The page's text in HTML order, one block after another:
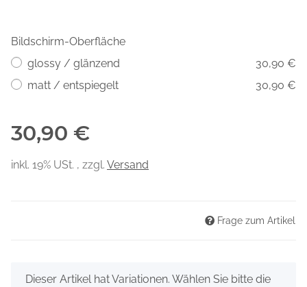
Bildschirm-Oberfläche
glossy / glänzend
30,90 €
matt / entspiegelt
30,90 €
30,90 €
inkl. 19% USt. , zzgl. Versand
Frage zum Artikel
x
Dieser Artikel hat Variationen. Wählen Sie bitte die